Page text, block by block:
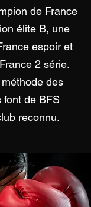
de France
élite B, une
espoir et
2 série.
des
font de BFS
reconnu.